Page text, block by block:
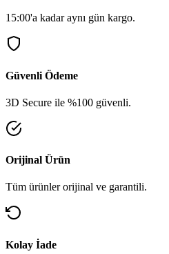
15:00'a kadar aynı gün kargo.
Güvenli Ödeme
3D Secure ile %100 güvenli.
Orijinal Ürün
Tüm ürünler orijinal ve garantili.
Kolay İade